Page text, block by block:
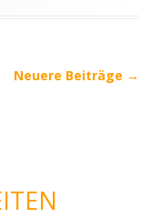
Neuere Beiträge →